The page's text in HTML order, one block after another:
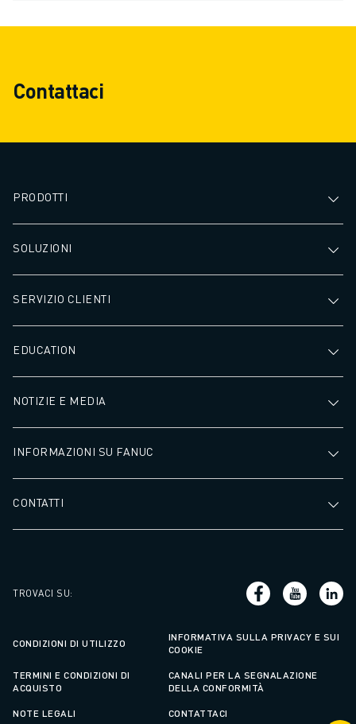
Contattaci
PRODOTTI
SOLUZIONI
SERVIZIO CLIENTI
EDUCATION
NOTIZIE E MEDIA
INFORMAZIONI SU FANUC
CONTATTI
TROVACI SU:
CONDIZIONI DI UTILIZZO
INFORMATIVA SULLA PRIVACY E SUI
COOKIE
TERMINI E CONDIZIONI DI
ACQUISTO
CANALI PER LA SEGNALAZIONE
DELLA CONFORMITÀ
NOTE LEGALI CONTATTACI